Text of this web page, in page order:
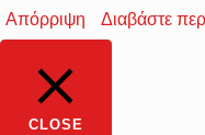
Απόρριψη Διαβάστε
CLOSE